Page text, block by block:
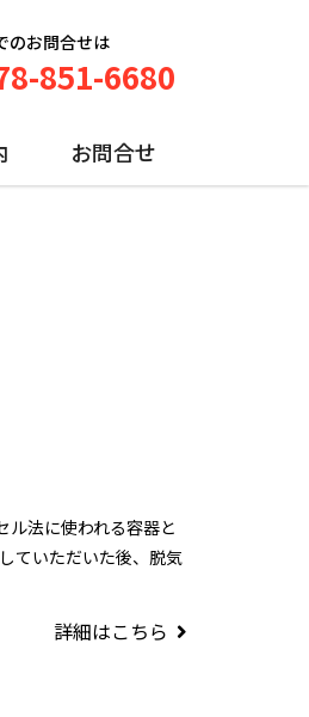
のお問合せは
851-6680
お問合せ
ル法に使われる容器と
ていただいた後、脱気
詳細はこちら